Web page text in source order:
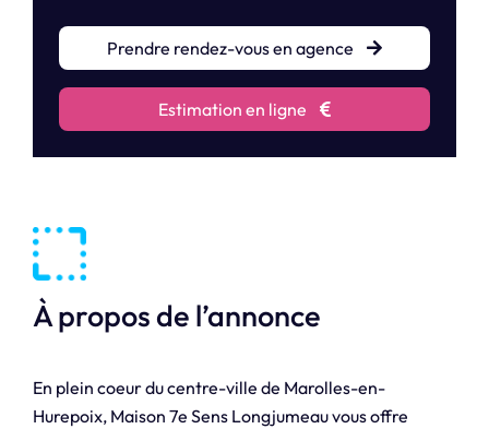
Prendre rendez-vous en agence
Estimation en ligne
À propos de l’annonce
En plein coeur du centre-ville de Marolles-en-
Hurepoix, Maison 7e Sens Longjumeau vous offre